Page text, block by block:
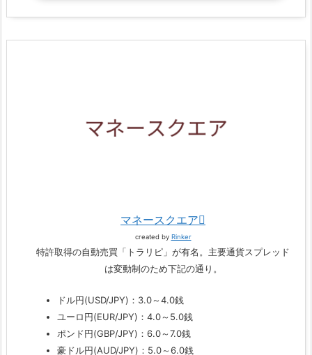
マネースクエア
created by Rinker
特許取得の自動売買「トラリピ」が有名。主要通貨スプレッド
は変動制のため下記の通り。
ドル円(USD/JPY)：3.0～4.0銭
ユーロ円(EUR/JPY)：4.0～5.0銭
ポンド円(GBP/JPY)：6.0～7.0銭
豪ドル円(AUD/JPY)：5.0～6.0銭